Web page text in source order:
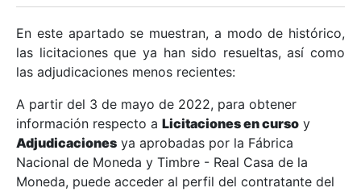
Mostrar/Ocultar
Mostrar/Ocultar
En este apartado se muestran, a modo de histórico,
las licitaciones que ya han sido resueltas, así como
las adjudicaciones menos recientes:
A partir del 3 de mayo de 2022, para obtener
información respecto a Licitaciones en curso y
Adjudicaciones ya aprobadas por la Fábrica
Nacional de Moneda y Timbre - Real Casa de la
Moneda, puede acceder al perfil del contratante del